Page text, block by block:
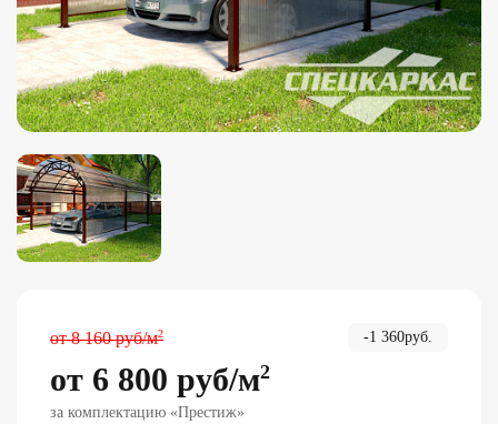
от8 160 руб/м2 -1 360руб.
от 6 800 руб/м2
за комплектацию «Престиж»